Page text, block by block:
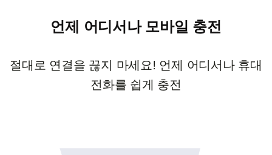
언제 어디서나 모바일 충전
절대로 연결을 끊지 마세요! 언제 어디서나 휴대
전화를 쉽게 충전